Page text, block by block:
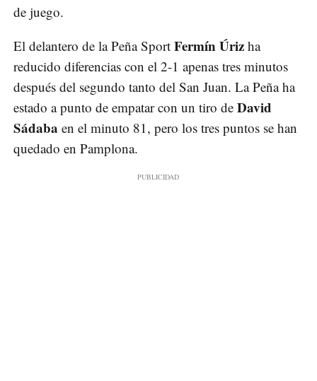
de juego.
El delantero de la Peña Sport Fermín Úriz ha
reducido diferencias con el 2-1 apenas tres minutos
después del segundo tanto del San Juan. La Peña ha
estado a punto de empatar con un tiro de David
Sádaba en el minuto 81, pero los tres puntos se han
quedado en Pamplona.